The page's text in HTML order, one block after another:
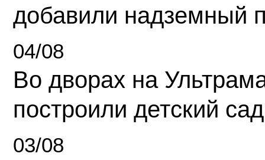
добавили надземный
04/08
Во дворах на
построили детский сад
03/08